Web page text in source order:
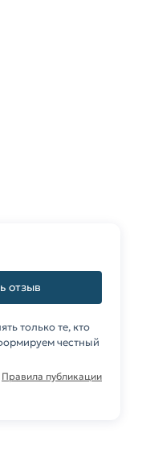
отзыв
только те, кто
честный
Правила публикации